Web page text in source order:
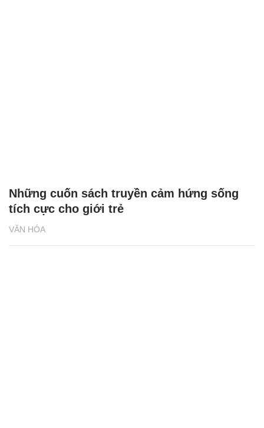
VĂN HÓA
Những cuốn sách truyền cảm hứng sống
tích cực cho giới trẻ